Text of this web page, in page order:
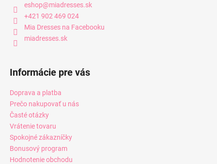
eshop@miadresses.sk
+421 902 469 024
Mia Dresses na Facebooku
miadresses.sk
Informácie pre vás
Doprava a platba
Prečo nakupovať u nás
Časté otázky
Vrátenie tovaru
Spokojné zákazníčky
Bonusový program
Hodnotenie obchodu